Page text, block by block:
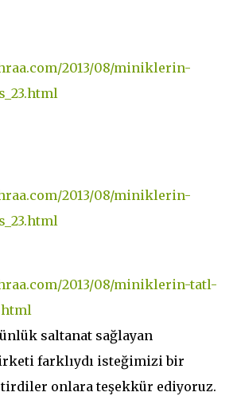
saltanat sağlayan
farklıydı isteğimizi bir
onlara teşekkür ediyoruz.